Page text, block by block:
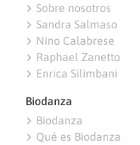
navigate_next Sobre nosotros
navigate_next Sandra Salmaso
navigate_next Nino Calabrese
navigate_next Raphael Zanetto
navigate_next Enrica Silimbani
Biodanza
navigate_next Biodanza
navigate_next Qué es Biodanza